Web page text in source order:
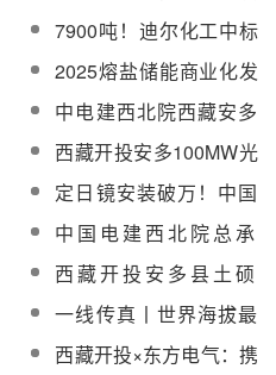
安多100MW光热项目
EPC总承包调温熔盐泵
及疏盐泵设备
7900吨！迪尔化工中标
西藏开投安多100MW光
热项目EPC总承包熔盐
硝酸钾采购
2025熔盐储能商业化发
展论坛在鄯善召开
中电建西北院西藏安多
100MW光热EPC总承包
项目创优及科研成果协
作服务采购
西藏开投安多100MW光
热项目EPC总承包熔盐
用超声波流量计设备采
购公示中标候选人
定日镜安装破万！中国
电建西北院总承包西藏
安多100MW光热项目迎
关键节点
中国电建西北院总承
包！西藏开投安多
100MW光热项目吸热塔
钢结构首吊成功
西藏开投安多县土硕
100兆瓦塔式光热电站
项目汽轮机组顺利发运
一线传真丨世界海拔最
高、西藏首个塔式光热
西藏开投×东方电气：携